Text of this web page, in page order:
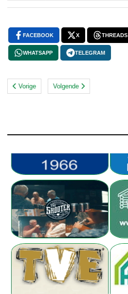
FACEBOOK X THREADS
WHATSAPP TELEGRAM
Vorige Volgende